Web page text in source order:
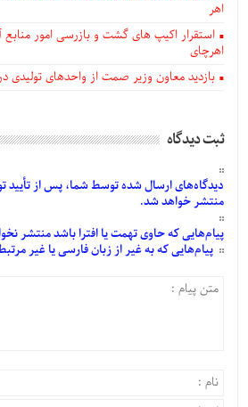
اهر
استقرار اکیپ های گشت و بازرسی امور
اهرچای
بازدید معاون وزیر صمت از واحدهای
ثبت دیدگاه
دیدگاه‌هایارسالشدهتوسط شما، پس ازتأیید
منتشر خواهد شد.
پیام‌هاییکه حاوی تهمت یا افترا باشد منتشر
پیام‌هاییکه به غیر از زبان فارسی یا غیر